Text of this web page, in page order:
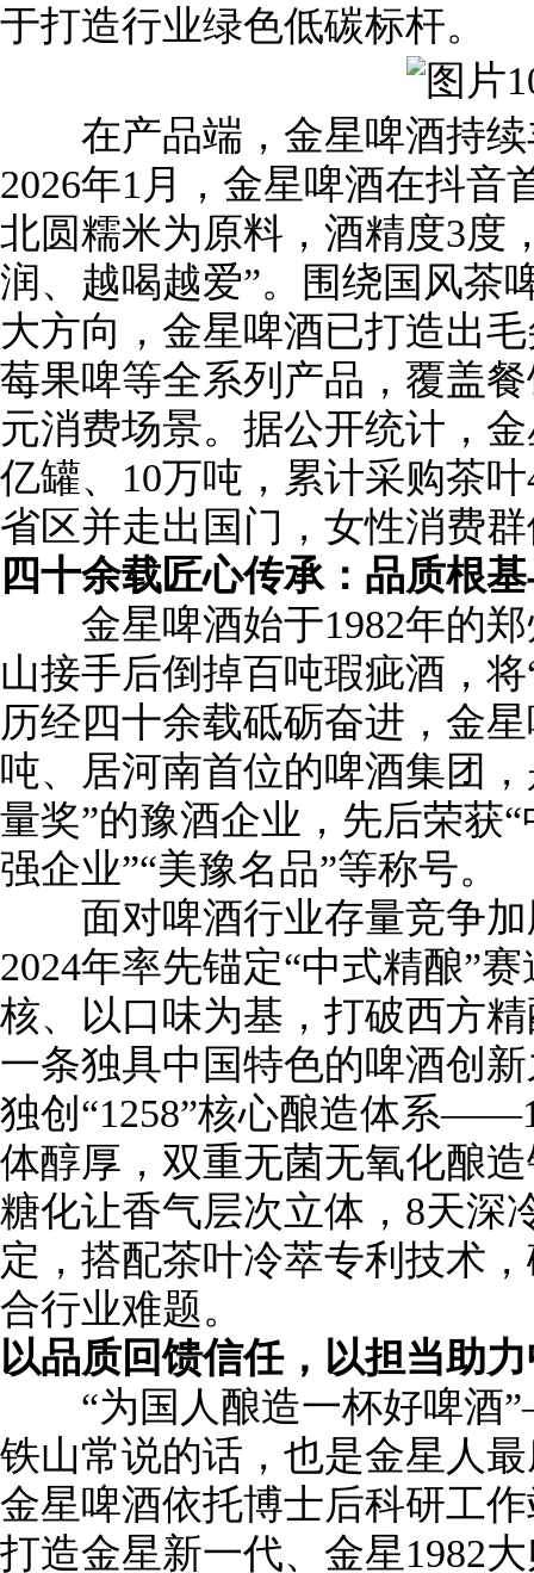
于打造行业绿色低碳标杆。
在产品端，金星啤酒持续
2026年1月，金星啤酒在抖音
北圆糯米为原料，酒精度3度
润、越喝越爱”。围绕国风茶
大方向，金星啤酒已打造出
莓果啤等全系列产品，覆盖
元消费场景。据公开统计，
亿罐、10万吨，累计采购茶
省区并走出国门，女性消费
四十余载匠心传承：品质根
金星啤酒始于1982年的郑
山接手后倒掉百吨瑕疵酒，
历经四十余载砥砺奋进，金
吨、居河南首位的啤酒集团
量奖”的豫酒企业，先后荣获
强企业”“美豫名品”等称号。
面对啤酒行业存量竞争加
2024年率先锚定“中式精酿”
核、以口味为基，打破西方
一条独具中国特色的啤酒创
独创“1258”核心酿造体系
体醇厚，双重无菌无氧化酿
糖化让香气层次立体，8天深
定，搭配茶叶冷萃专利技术
合行业难题。
以品质回馈信任，以担当助
“为国人酿造一杯好啤酒
铁山常说的话，也是金星人
金星啤酒依托博士后科研工
打造金星新一代、金星1982